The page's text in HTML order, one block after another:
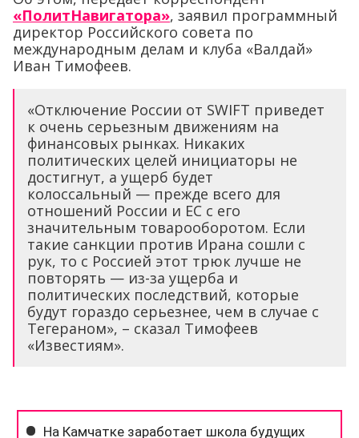
«ПолитНавигатора», заявил программный
директор Российского совета по
международным делам и клуба «Валдай»
Иван Тимофеев.
«Отключение России от SWIFT приведет
к очень серьезным движениям на
финансовых рынках. Никаких
политических целей инициаторы не
достигнут, а ущерб будет
колоссальный — прежде всего для
отношений России и ЕС с его
значительным товарооборотом. Если
такие санкции против Ирана сошли с
рук, то с Россией этот трюк лучше не
повторять — из-за ущерба и
политических последствий, которые
будут гораздо серьезнее, чем в случае с
Тегераном», – сказал Тимофеев
«Известиям».